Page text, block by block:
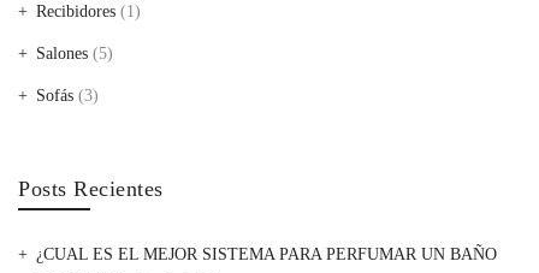
Recibidores (1)
Salones (5)
Sofás (3)
Posts Recientes
¿CUAL ES EL MEJOR SISTEMA PARA PERFUMAR UN BAÑO